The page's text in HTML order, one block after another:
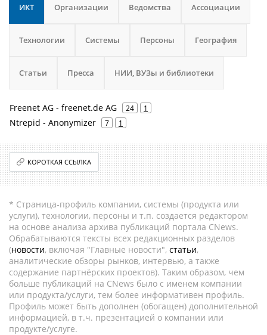
ИКТ Организации Ведомства Ассоциации
Технологии Системы Персоны География
Статьи Пресса НИИ, ВУЗы и библиотеки
Freenet AG - freenet.de AG 24 1
Ntrepid - Anonymizer 7 1
КОРОТКАЯ ССЫЛКА
* Страница-профиль компании, системы (продукта или
услуги), технологии, персоны и т.п. создается редактором
на основе анализа архива публикаций портала CNews.
Обрабатываются тексты всех редакционных разделов
(новости, включая "Главные новости", статьи,
аналитические обзоры рынков, интервью, а также
содержание партнёрских проектов). Таким образом, чем
больше публикаций на CNews было с именем компании
или продукта/услуги, тем более информативен профиль.
Профиль может быть дополнен (обогащен) дополнительной
информацией, в т.ч. презентацией о компании или
продукте/услуге.